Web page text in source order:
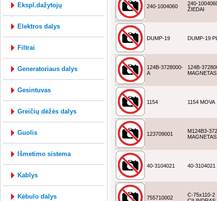
ekspl.dažytojų
elektros dalys
filtrai
generatoriaus dalys
gesintuvas
greičių dėžės dalys
guolis
išmetimo sistema
kablys
kėbulo dalys
240-1004060
240-
ŽIEDAI
DUMP-19 DUMP-19
124B-3728000-
A
124B-
MAGNETAS
1154 1154 MOVA
123709001
M124B3-
MAGNETAS
40-3104021 40-3104021
755710002
C-75x110-2